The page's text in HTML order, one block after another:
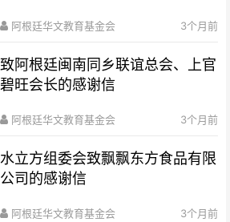
阿根廷华文教育基金会 3个月前
致阿根廷闽南同乡联谊总会、上官
碧旺会长的感谢信
阿根廷华文教育基金会 3个月前
水立方组委会致飘飘东方食品有限
公司的感谢信
阿根廷华文教育基金会 3个月前